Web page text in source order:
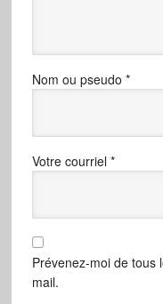
Nom ou pseudo *
Votre courriel *
Prévenez-moi de tous
mail.